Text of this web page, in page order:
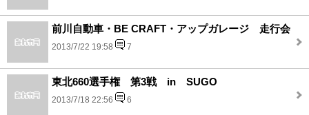
前川自動車・BE CRAFT・アップガレージ 走行会
2013/7/22 19:58 7
東北660選手権 第3戦 in SUGO
2013/7/18 22:56 6